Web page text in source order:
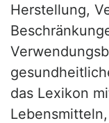
Herstellung,
das Lexikon